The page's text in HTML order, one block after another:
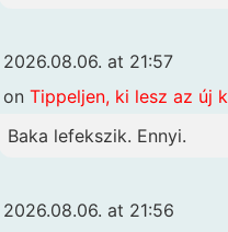
2026.08.06. at 21:57
on Tippeljen, ki lesz az új
Baka lefekszik. Ennyi.
2026.08.06. at 21:56